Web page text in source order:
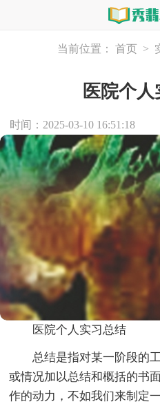
当前位置： 首页 >
医院个
时间：2025-03-10 16:51:18
医院个人实习总结
总结是指对某一阶段的
或情况加以总结和概括的书
作的动力，不如我们来制定